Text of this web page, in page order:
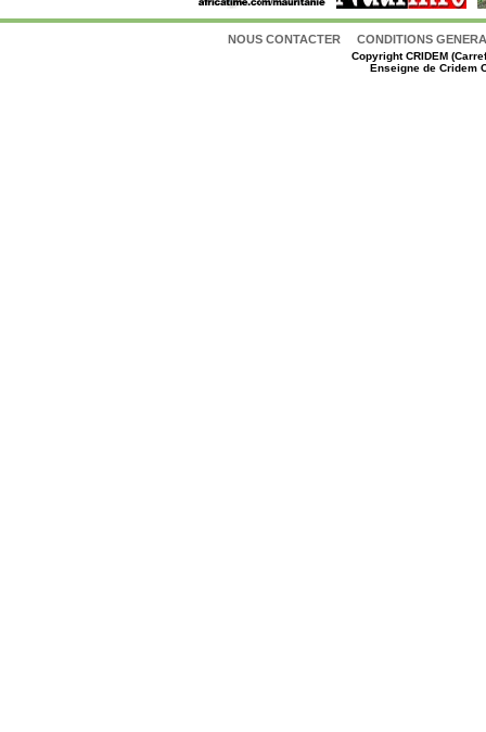
NOUS CONTACTER CONDITIONS
CopyrightCRIDEM
Enseigne de Cridem